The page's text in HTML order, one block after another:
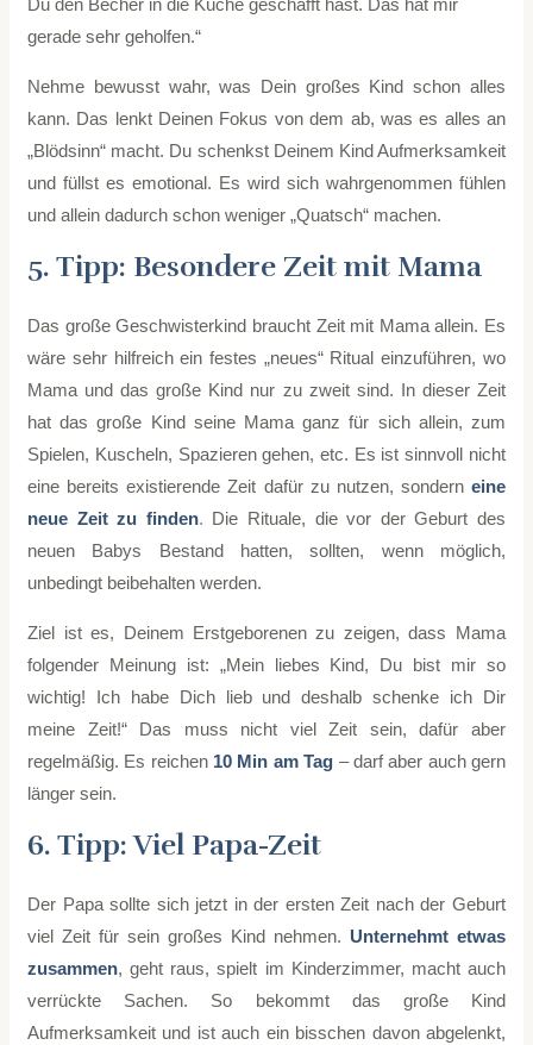
Du den Becher in die Küche geschafft hast. Das hat mir
gerade sehr geholfen.“
Nehme bewusst wahr, was Dein großes Kind schon alles
kann. Das lenkt Deinen Fokus von dem ab, was es alles an
„Blödsinn“ macht. Du schenkst Deinem Kind Aufmerksamkeit
und füllst es emotional. Es wird sich wahrgenommen fühlen
und allein dadurch schon weniger „Quatsch“ machen.
5. Tipp: Besondere Zeit mit Mama
Das große Geschwisterkind braucht Zeit mit Mama allein. Es
wäre sehr hilfreich ein festes „neues“ Ritual einzuführen, wo
Mama und das große Kind nur zu zweit sind. In dieser Zeit
hat das große Kind seine Mama ganz für sich allein, zum
Spielen, Kuscheln, Spazieren gehen, etc. Es ist sinnvoll nicht
eine bereits existierende Zeit dafür zu nutzen, sondern eine
neue Zeit zu finden. Die Rituale, die vor der Geburt des
neuen Babys Bestand hatten, sollten, wenn möglich,
unbedingt beibehalten werden.
Ziel ist es, Deinem Erstgeborenen zu zeigen, dass Mama
folgender Meinung ist: „Mein liebes Kind, Du bist mir so
wichtig! Ich habe Dich lieb und deshalb schenke ich Dir
meine Zeit!“ Das muss nicht viel Zeit sein, dafür aber
regelmäßig. Es reichen 10 Min am Tag – darf aber auch gern
länger sein.
6. Tipp: Viel Papa-Zeit
Der Papa sollte sich jetzt in der ersten Zeit nach der Geburt
viel Zeit für sein großes Kind nehmen. Unternehmt etwas
zusammen, geht raus, spielt im Kinderzimmer, macht auch
verrückte Sachen. So bekommt das große Kind
Aufmerksamkeit und ist auch ein bisschen davon abgelenkt,